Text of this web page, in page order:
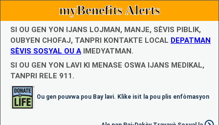
myBenefits Alerts
SI OU GEN YON IJANS LOJMAN, MANJE, SÈVIS PIBLIK,
OUBYEN CHOFAJ, TANPRI KONTAKTE LOCAL DEPATMAN
SÈVIS SOSYAL OU A IMEDYATMAN.
SI OU GEN YON LAVI KI MENASE OSWA IJANS MEDIKAL,
TANPRI RELE 911.
Ou gen pouvwa pou Bay lavi. Klike isit la pou plis enfòmasyon